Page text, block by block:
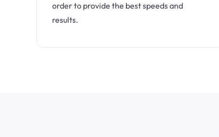
order to provide the best speeds and
results.